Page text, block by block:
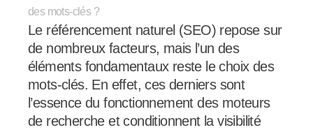
des mots-clés ?
Le référencement naturel (SEO) repose sur
de nombreux facteurs, mais l’un des
éléments fondamentaux reste le choix des
mots-clés. En effet, ces derniers sont
l’essence du fonctionnement des moteurs
de recherche et conditionnent la visibilité